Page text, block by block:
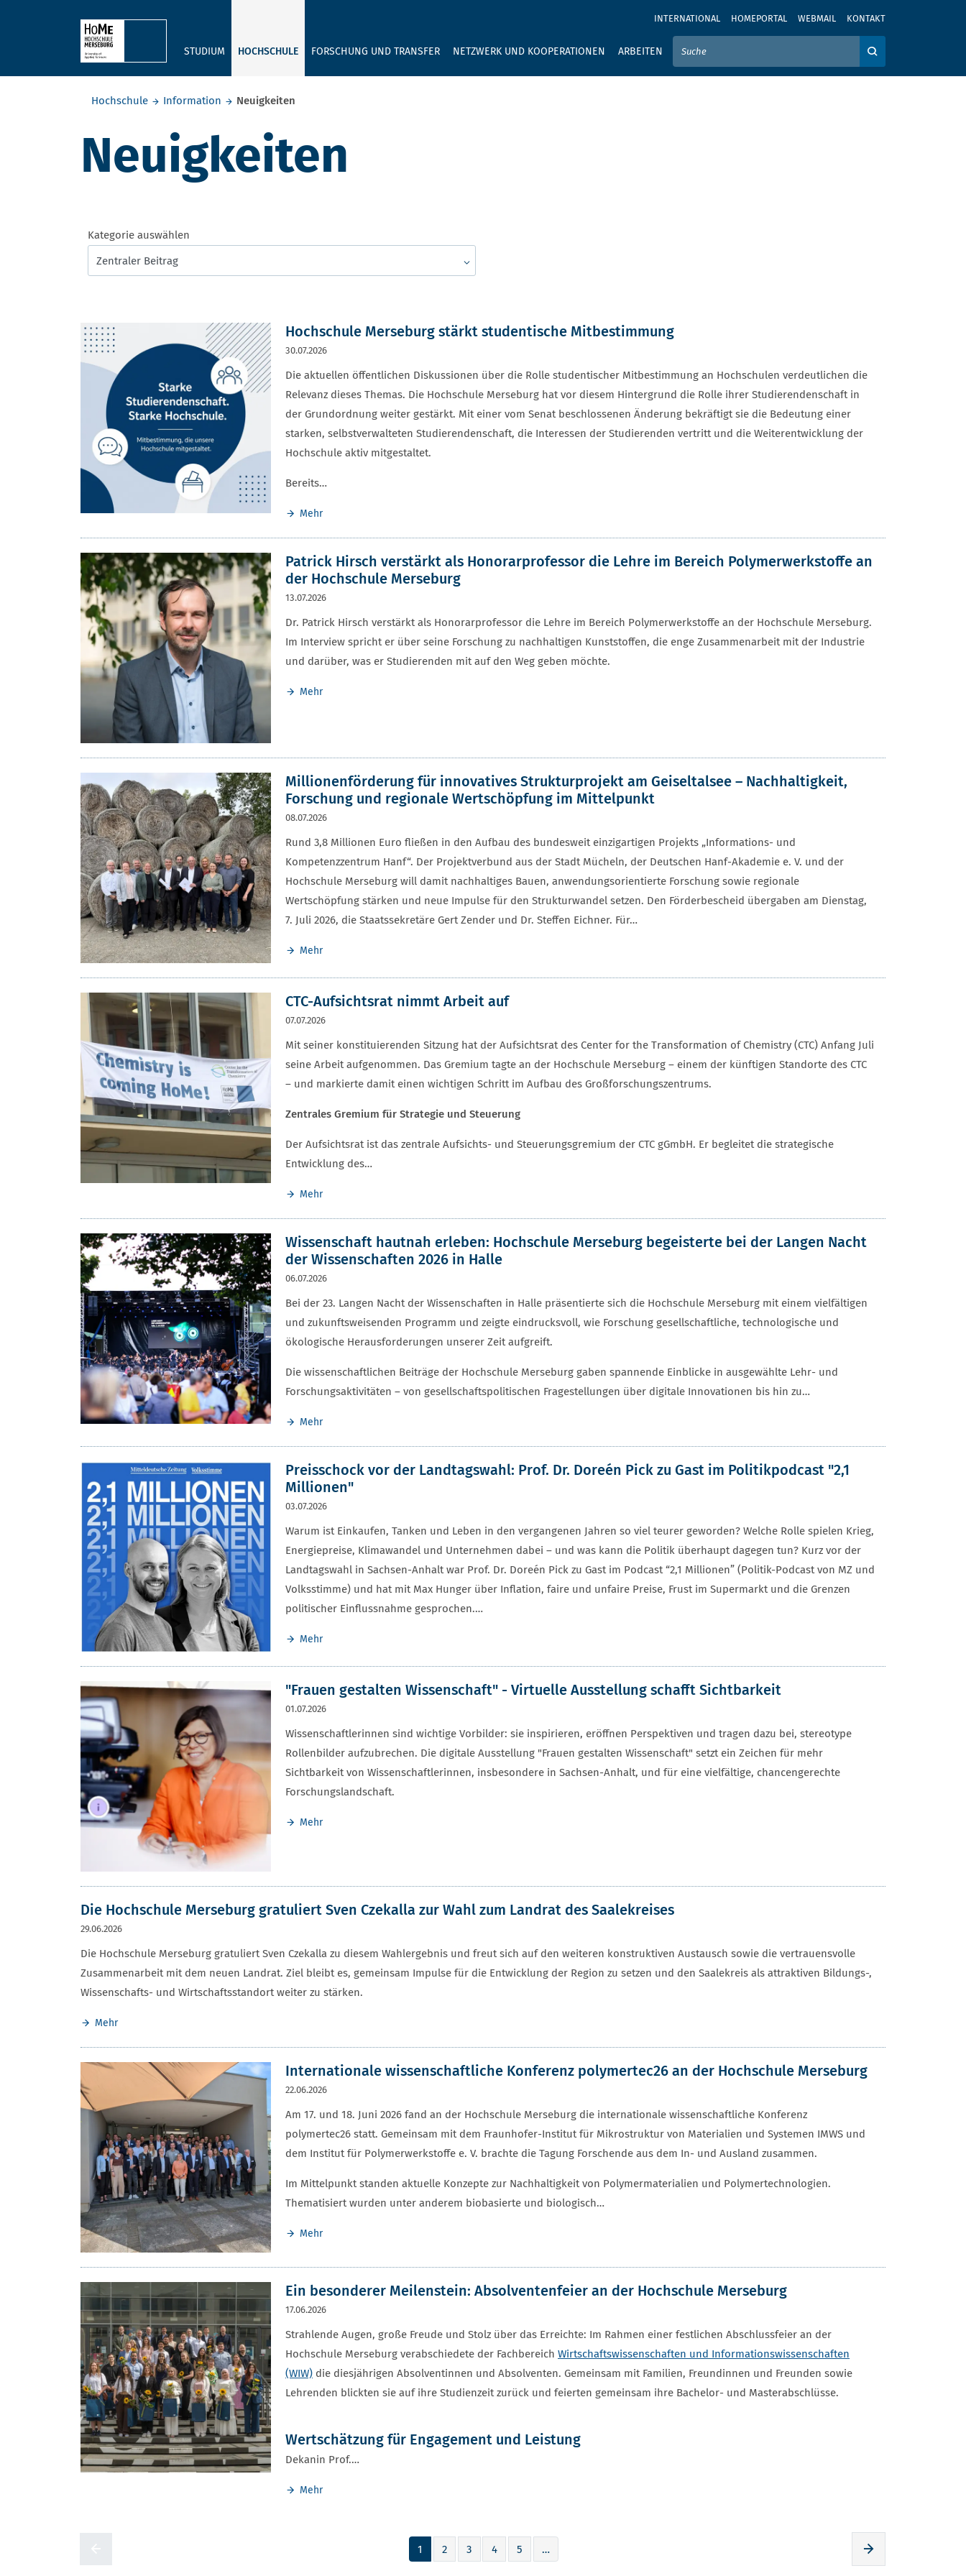
INTERNATIONAL HOMEPORTAL WEBMAIL KONTAKT
STUDIUM HOCHSCHULE FORSCHUNG UND TRANSFER NETZWERK UND KOOPERATIONEN ARBEITEN
GEBEN SIE HIER IHREN SUCHBEGRIFF EIN
Hochschule
Information Neuigkeiten
Neuigkeiten
Kategorie auswählen
Zentraler Beitrag
Hochschule Merseburg stärkt studentische Mitbestimmung
30.07.2026
Die aktuellen öffentlichen Diskussionen über die Rolle studentischer Mitbestimmung an Hochschulen verdeutlichen die
Relevanz dieses Themas. Die Hochschule Merseburg hat vor diesem Hintergrund die Rolle ihrer Studierendenschaft in
der Grundordnung weiter gestärkt. Mit einer vom Senat beschlossenen Änderung bekräftigt sie die Bedeutung einer
starken, selbstverwalteten Studierendenschaft, die Interessen der Studierenden vertritt und die Weiterentwicklung der
Hochschule aktiv mitgestaltet.
Bereits…
Mehr
Patrick Hirsch verstärkt als Honorarprofessor die Lehre im Bereich Polymerwerkstoffe an
der Hochschule Merseburg
13.07.2026
Dr. Patrick Hirsch verstärkt als Honorarprofessor die Lehre im Bereich Polymerwerkstoffe an der Hochschule Merseburg.
Im Interview spricht er über seine Forschung zu nachhaltigen Kunststoffen, die enge Zusammenarbeit mit der Industrie
und darüber, was er Studierenden mit auf den Weg geben möchte.
Mehr
Millionenförderung für innovatives Strukturprojekt am Geiseltalsee – Nachhaltigkeit,
Forschung und regionale Wertschöpfung im Mittelpunkt
08.07.2026
Rund 3,8 Millionen Euro fließen in den Aufbau des bundesweit einzigartigen Projekts „Informations- und
Kompetenzzentrum Hanf“. Der Projektverbund aus der Stadt Mücheln, der Deutschen Hanf-Akademie e. V. und der
Hochschule Merseburg will damit nachhaltiges Bauen, anwendungsorientierte Forschung sowie regionale
Wertschöpfung stärken und neue Impulse für den Strukturwandel setzen. Den Förderbescheid übergaben am Dienstag,
7. Juli 2026, die Staatssekretäre Gert Zender und Dr. Steffen Eichner. Für…
Mehr
CTC-Aufsichtsrat nimmt Arbeit auf
07.07.2026
Mit seiner konstituierenden Sitzung hat der Aufsichtsrat des Center for the Transformation of Chemistry (CTC) Anfang Juli
seine Arbeit aufgenommen. Das Gremium tagte an der Hochschule Merseburg – einem der künftigen Standorte des CTC
– und markierte damit einen wichtigen Schritt im Aufbau des Großforschungszentrums.
Zentrales Gremium für Strategie und Steuerung
Der Aufsichtsrat ist das zentrale Aufsichts- und Steuerungsgremium der CTC gGmbH. Er begleitet die strategische
Entwicklung des…
Mehr
Wissenschaft hautnah erleben: Hochschule Merseburg begeisterte bei der Langen Nacht
der Wissenschaften 2026 in Halle
06.07.2026
Bei der 23. Langen Nacht der Wissenschaften in Halle präsentierte sich die Hochschule Merseburg mit einem vielfältigen
und zukunftsweisenden Programm und zeigte eindrucksvoll, wie Forschung gesellschaftliche, technologische und
ökologische Herausforderungen unserer Zeit aufgreift.
Die wissenschaftlichen Beiträge der Hochschule Merseburg gaben spannende Einblicke in ausgewählte Lehr- und
Forschungsaktivitäten – von gesellschaftspolitischen Fragestellungen über digitale Innovationen bis hin zu…
Mehr
Preisschock vor der Landtagswahl: Prof. Dr. Doreén Pick zu Gast im Politikpodcast "2,1
Millionen"
03.07.2026
Warum ist Einkaufen, Tanken und Leben in den vergangenen Jahren so viel teurer geworden? Welche Rolle spielen Krieg,
Energiepreise, Klimawandel und Unternehmen dabei – und was kann die Politik überhaupt dagegen tun? Kurz vor der
Landtagswahl in Sachsen-Anhalt war Prof. Dr. Doreén Pick zu Gast im Podcast “2,1 Millionen” (Politik-Podcast von MZ und
Volksstimme) und hat mit Max Hunger über Inflation, faire und unfaire Preise, Frust im Supermarkt und die Grenzen
politischer Einflussnahme gesprochen.…
Mehr
"Frauen gestalten Wissenschaft" - Virtuelle Ausstellung schafft Sichtbarkeit
01.07.2026
Wissenschaftlerinnen sind wichtige Vorbilder: sie inspirieren, eröffnen Perspektiven und tragen dazu bei, stereotype
Rollenbilder aufzubrechen. Die digitale Ausstellung "Frauen gestalten Wissenschaft" setzt ein Zeichen für mehr
Sichtbarkeit von Wissenschaftlerinnen, insbesondere in Sachsen-Anhalt, und für eine vielfältige, chancengerechte
Forschungslandschaft.
Mehr
Die Hochschule Merseburg gratuliert Sven Czekalla zur Wahl zum Landrat des Saalekreises
29.06.2026
Die Hochschule Merseburg gratuliert Sven Czekalla zu diesem Wahlergebnis und freut sich auf den weiteren konstruktiven Austausch sowie die vertrauensvolle
Zusammenarbeit mit dem neuen Landrat. Ziel bleibt es, gemeinsam Impulse für die Entwicklung der Region zu setzen und den Saalekreis als attraktiven Bildungs-,
Wissenschafts- und Wirtschaftsstandort weiter zu stärken.
Mehr
Internationale wissenschaftliche Konferenz polymertec26 an der Hochschule Merseburg
22.06.2026
Am 17. und 18. Juni 2026 fand an der Hochschule Merseburg die internationale wissenschaftliche Konferenz
polymertec26 statt. Gemeinsam mit dem Fraunhofer-Institut für Mikrostruktur von Materialien und Systemen IMWS und
dem Institut für Polymerwerkstoffe e. V. brachte die Tagung Forschende aus dem In- und Ausland zusammen.
Im Mittelpunkt standen aktuelle Konzepte zur Nachhaltigkeit von Polymermaterialien und Polymertechnologien.
Thematisiert wurden unter anderem biobasierte und biologisch…
Mehr
Ein besonderer Meilenstein: Absolventenfeier an der Hochschule Merseburg
17.06.2026
Strahlende Augen, große Freude und Stolz über das Erreichte: Im Rahmen einer festlichen Abschlussfeier an der
Hochschule Merseburg verabschiedete der Fachbereich Wirtschaftswissenschaften und Informationswissenschaften
(WIW) die diesjährigen Absolventinnen und Absolventen. Gemeinsam mit Familien, Freundinnen und Freunden sowie
Lehrenden blickten sie auf ihre Studienzeit zurück und feierten gemeinsam ihre Bachelor- und Masterabschlüsse.
Wertschätzung für Engagement und Leistung
Dekanin Prof.…
Mehr
1 2 3 4 5 …